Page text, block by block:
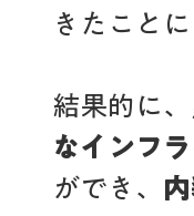
きたこと
結果的に
なインフ
ができ、